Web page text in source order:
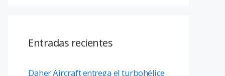
Entradas recientes
Daher Aircraft entrega el turbohélice